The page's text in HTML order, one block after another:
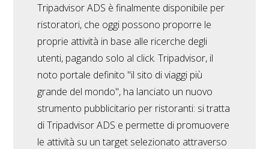
Tripadvisor ADS è finalmente disponibile per
ristoratori, che oggi possono proporre le
proprie attività in base alle ricerche degli
utenti, pagando solo al click. Tripadvisor, il
noto portale definito "il sito di viaggi più
grande del mondo", ha lanciato un nuovo
strumento pubblicitario per ristoranti: si tratta
di Tripadvisor ADS e permette di promuovere
le attività su un target selezionato attraverso